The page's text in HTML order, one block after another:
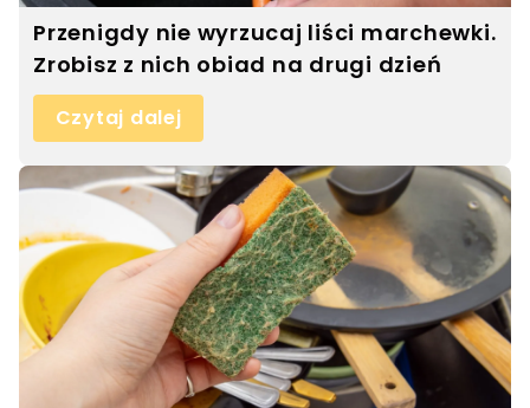
Przenigdy nie wyrzucaj liści marchewki.
Zrobisz z nich obiad na drugi dzień
Czytaj dalej